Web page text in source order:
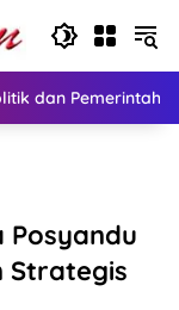
dan
Posyandu
Strategis